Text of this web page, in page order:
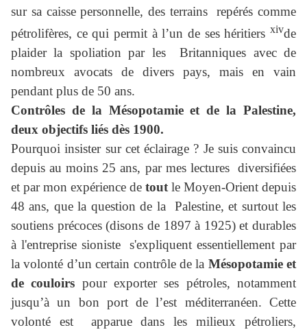
sur sa caisse personnelle, des terrains repérés comme
pétrolifères, ce qui permit à l’un de ses héritiers xivde
plaider la spoliation par les Britanniques avec de
nombreux avocats de divers pays, mais en vain
pendant plus de 50 ans.
Contrôles de la Mésopotamie et de la Palestine,
deux objectifs liés dès 1900.
Pourquoi insister sur cet éclairage ? Je suis convaincu
depuis au moins 25 ans, par mes lectures diversifiées
et par mon expérience de tout le Moyen-Orient depuis
48 ans, que la question de la Palestine, et surtout les
soutiens précoces (disons de 1897 à 1925) et durables
à l'entreprise sioniste s'expliquent essentiellement par
la volonté d’un certain contrôle de la Mésopotamie et
de couloirs pour exporter ses pétroles, notamment
jusqu’à un bon port de l’est méditerranéen. Cette
volonté est apparue dans les milieux pétroliers,